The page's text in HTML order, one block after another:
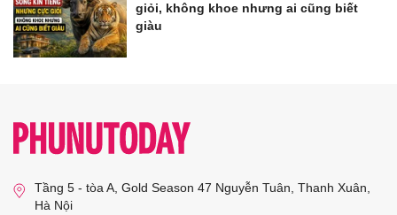
giỏi, không khoe nhưng ai cũng biết
giàu
Tầng 5 - tòa A, Gold Season 47 Nguyễn Tuân, Thanh Xuân,
Hà Nội